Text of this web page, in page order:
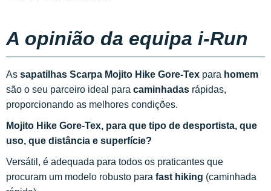
A opinião da equipa i-Run
As sapatilhas Scarpa Mojito Hike Gore-Tex para homem
são o seu parceiro ideal para caminhadas rápidas,
proporcionando as melhores condições.
Mojito Hike Gore-Tex, para que tipo de desportista, que
uso, que distância e superfície?
Versátil, é adequada para todos os praticantes que
procuram um modelo robusto para fast hiking (caminhada